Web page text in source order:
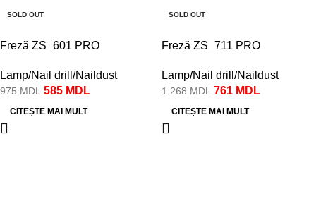
SOLD OUT
Freză ZS_601 PRO
Lamp/Nail drill/Naildust
975MDL 585 MDL
CITEȘTE MAI MULT
SOLD OUT
Freză ZS_711 PRO
Lamp/Nail drill/Naildust
1.268MDL 761 MDL
CITEȘTE MAI MULT